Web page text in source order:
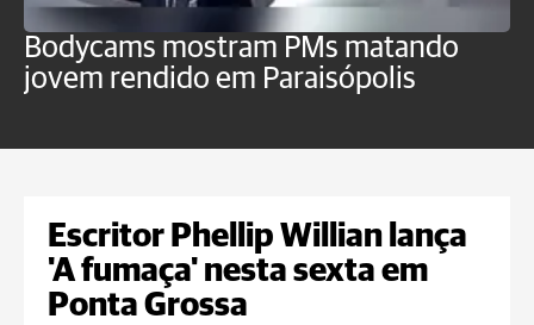
Bodycams mostram PMs matando
jovem rendido em Paraisópolis
Escritor Phellip Willian lança
'A fumaça' nesta sexta em
Ponta Grossa